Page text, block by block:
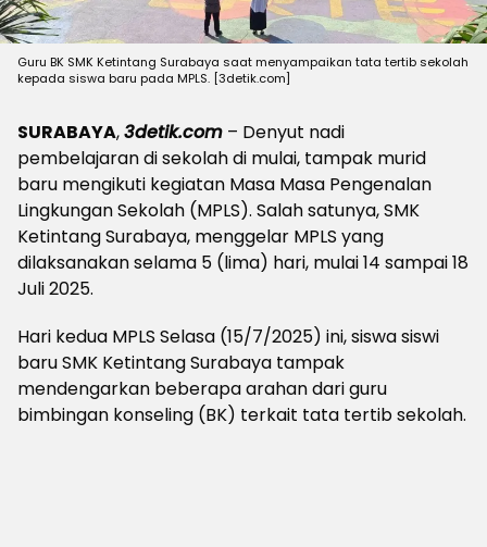
Guru BK SMK Ketintang Surabaya saat menyampaikan tata tertib sekolah
kepada siswa baru pada MPLS. [3detik.com]
SURABAYA,3detik.com – Denyut nadi
pembelajaran di sekolah di mulai, tampak murid
baru mengikuti kegiatan Masa Masa Pengenalan
Lingkungan Sekolah (MPLS). Salah satunya, SMK
Ketintang Surabaya, menggelar MPLS yang
dilaksanakan selama 5 (lima) hari, mulai 14 sampai 18
Juli 2025.
Hari kedua MPLS Selasa (15/7/2025) ini, siswa siswi
baru SMK Ketintang Surabaya tampak
mendengarkan beberapa arahan dari guru
bimbingan konseling (BK) terkait tata tertib sekolah.